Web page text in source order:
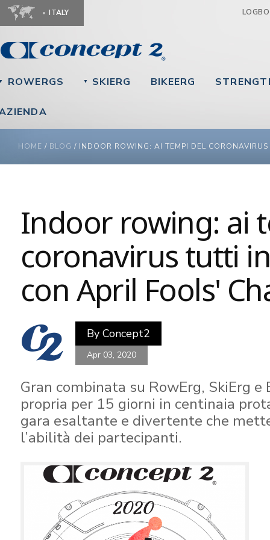
ITALY
ROWERGS ▼ SKIERG BIKEERG
YOU ARE HERE
HOME / BLOG / INDOOR ROWING: AI TEMPI DEL
Indoor rowing: ai
coronavirus tutti
con April Fools'
By Concept2
Apr 03, 2020
Gran combinata su RowErg, SkiErg e
propria per 15 giorni in centinaia
gara esaltante e divertente che
l’abilità dei partecipanti.